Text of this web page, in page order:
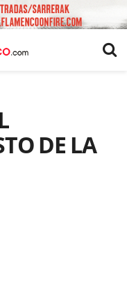
DE LA